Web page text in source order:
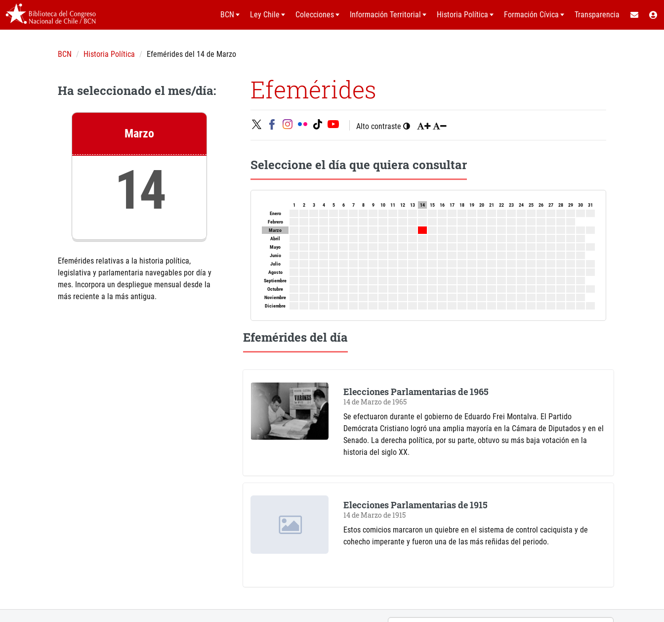
BCN Ley Chile Colecciones Información Territorial Historia Política Formación Cívica Transparencia
BCN Historia Política Efemérides del 14 de Marzo
Ha seleccionado el mes/día:
Marzo
14
Efemérides relativas a la historia política,
legislativa y parlamentaria navegables por día y
mes. Incorpora un despliegue mensual desde la
más reciente a la más antigua.
Efemérides
Alto contraste
Seleccione el día que quiera consultar
1 2 3 4 5 6 7 8 9 10 11 12 13 14 15 16 17 18 19 20 21 22 23 24 25 26 27 28 29 30
31
Enero
Febrero
Marzo
Abril
Mayo
Junio
Julio
Agosto
Septiembre
Octubre
Noviembre
Diciembre
Efemérides del día
Elecciones Parlamentarias de 1965
14 de Marzo de 1965
Se efectuaron durante el gobierno de Eduardo Frei Montalva. El Partido
Demócrata Cristiano logró una amplia mayoría en la Cámara de Diputados y en el
Senado. La derecha política, por su parte, obtuvo su más baja votación en la
historia del siglo XX.
Elecciones Parlamentarias de 1915
14 de Marzo de 1915
Estos comicios marcaron un quiebre en el sistema de control caciquista y de
cohecho imperante y fueron una de las más reñidas del periodo.